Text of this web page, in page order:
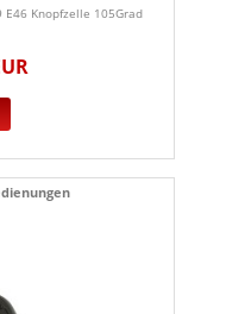
E46 Knopfzelle 105Grad